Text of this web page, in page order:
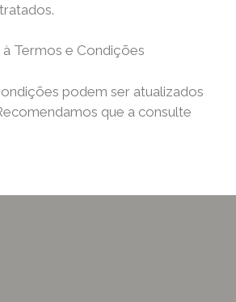
Termos e Condições
podem ser atualizados
que a consulte